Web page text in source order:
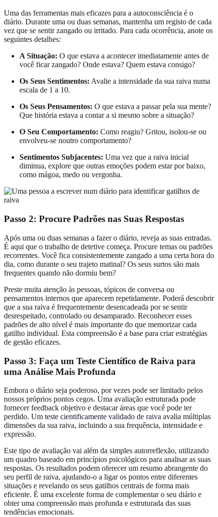
Uma das ferramentas mais eficazes para a autoconsciência é o
diário. Durante uma ou duas semanas, mantenha um registo de cada
vez que se sentir zangado ou irritado. Para cada ocorrência, anote os
seguintes detalhes:
A Situação: O que estava a acontecer imediatamente antes de
você ficar zangado? Onde estava? Quem estava consigo?
Os Seus Sentimentos: Avalie a intensidade da sua raiva numa
escala de 1 a 10.
Os Seus Pensamentos: O que estava a passar pela sua mente?
Que história estava a contar a si mesmo sobre a situação?
O Seu Comportamento: Como reagiu? Gritou, isolou-se ou
envolveu-se noutro comportamento?
Sentimentos Subjacentes: Uma vez que a raiva inicial
diminua, explore que outras emoções podem estar por baixo,
como mágoa, medo ou vergonha.
Passo 2: Procure Padrões nas Suas Respostas
Após uma ou duas semanas a fazer o diário, reveja as suas entradas.
É aqui que o trabalho de detetive começa. Procure temas ou padrões
recorrentes. Você fica consistentemente zangado a uma certa hora do
dia, como durante o seu trajeto matinal? Os seus surtos são mais
frequentes quando não dormiu bem?
Preste muita atenção às pessoas, tópicos de conversa ou
pensamentos internos que aparecem repetidamente. Poderá descobrir
que a sua raiva é frequentemente desencadeada por se sentir
desrespeitado, controlado ou desamparado. Reconhecer esses
padrões de alto nível é mais importante do que memorizar cada
gatilho individual. Esta compreensão é a base para criar estratégias
de gestão eficazes.
Passo 3: Faça um Teste Científico de Raiva para
uma Análise Mais Profunda
Embora o diário seja poderoso, por vezes pode ser limitado pelos
nossos próprios pontos cegos. Uma avaliação estruturada pode
fornecer feedback objetivo e destacar áreas que você pode ter
perdido. Um teste cientificamente validado de raiva avalia múltiplas
dimensões da sua raiva, incluindo a sua frequência, intensidade e
expressão.
Este tipo de avaliação vai além da simples autorreflexão, utilizando
um quadro baseado em princípios psicológicos para analisar as suas
respostas. Os resultados podem oferecer um resumo abrangente do
seu perfil de raiva, ajudando-o a ligar os pontos entre diferentes
situações e revelando os seus gatilhos centrais de forma mais
eficiente. É uma excelente forma de complementar o seu diário e
obter uma compreensão mais profunda e estruturada das suas
tendências emocionais.